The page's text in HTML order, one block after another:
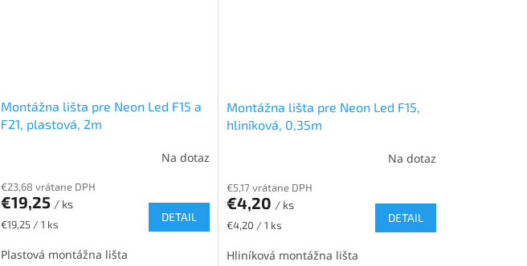
Montážna lišta pre Neon Led F15 a
F21, plastová, 2m
Na dotaz
€23,68 vrátane DPH
€19,25 / ks
Jednotková
€19,25 / 1 ks
DETAIL
Plastová montážna lišta
Montážna lišta pre Neon Led F15,
hliníková, 0,35m
Na dotaz
€5,17 vrátane DPH
€4,20 / ks
Jednotková
€4,20 / 1 ks
DETAIL
Hliníková montážna lišta